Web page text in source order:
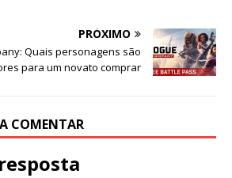
PRÓXIMO
Quais personagens são
para um novato comprar
COMENTAR